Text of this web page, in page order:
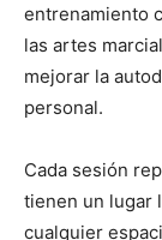
entrenamiento
las artes
mejorar la
personal.
Cada sesión
tienen un lugar
cualquier